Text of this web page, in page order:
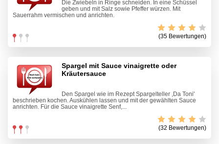
Die Zwiebeln in Ringe schneiden. In eine Schüssel
geben und mit Salz sowie Pfeffer würzen. Mit
Sauerrahm vermischen und anrichten.
(35 Bewertungen)
Spargel mit Sauce vinaigrette oder
Kräutersauce
Den Spargel wie im Rezept Spargelteller ,Da Toni'
beschrieben kochen. Auskühlen lassen und mit der gewählten Sauce
anrichten. Für die Sauce vinaigrette Senf,...
(32 Bewertungen)